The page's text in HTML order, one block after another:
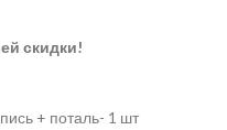
скидки!
+ поталь- 1 шт